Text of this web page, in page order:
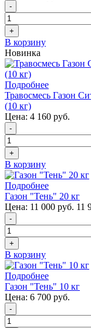
-
+
В корзину
Новинка
Подробнее
Травосмесь
(10 кг)
Цена: 4 160 руб.
-
+
В корзину
Подробнее
Газон "Тень" 20 кг
Цена: 11 000 руб. 11
-
+
В корзину
Подробнее
Газон "Тень" 10 кг
Цена: 6 700 руб.
-